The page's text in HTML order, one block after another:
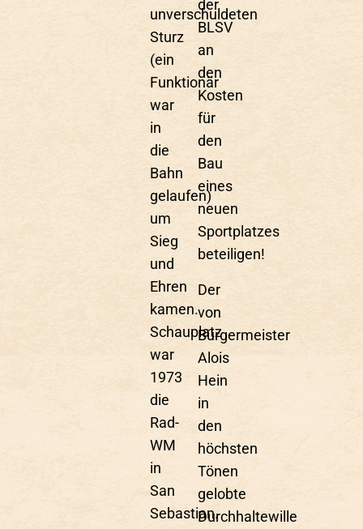
unverschuldeten
Sturz
(ein
Funktionär
war
in
die
Bahn
gelaufen)
um
Sieg
und
Ehren
kamen.
Schauplatz
war
1973
die
Rad-
WM
in
San
Sebastian.
der
BLSV
an
den
Kosten
für
den
Bau
eines
neuen
Sportplatzes
beteiligen!
Der
von
Bürgermeister
Alois
Hein
in
den
höchsten
Tönen
gelobte
Durchhaltewille